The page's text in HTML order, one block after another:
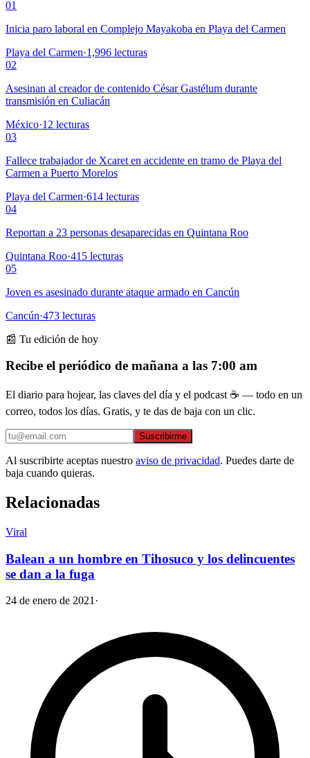
01
Inicia paro laboral en Complejo Mayakoba en Playa del Carmen
Playa del Carmen·1,996 lecturas
02
Asesinan al creador de contenido César Gastélum durante
transmisión en Culiacán
México·12 lecturas
03
Fallece trabajador de Xcaret en accidente en tramo de Playa del
Carmen a Puerto Morelos
Playa del Carmen·614 lecturas
04
Reportan a 23 personas desaparecidas en Quintana Roo
Quintana Roo·415 lecturas
05
Joven es asesinado durante ataque armado en Cancún
Cancún·473 lecturas
📰 Tu edición de hoy
Recibe el periódico de mañana a las 7:00 am
El diario para hojear, las claves del día y el podcast ☕ — todo en un
correo, todos los días. Gratis, y te das de baja con un clic.
Suscribirme
Al suscribirte aceptas nuestro aviso de privacidad. Puedes darte de
baja cuando quieras.
Relacionadas
Viral
Balean a un hombre en Tihosuco y los delincuentes
se dan a la fuga
24 de enero de 2021 ·